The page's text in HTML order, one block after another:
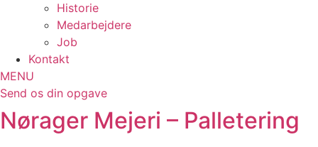
Historie
Medarbejdere
Job
Kontakt
MENU
Send os din opgave
Nørager Mejeri – Palletering